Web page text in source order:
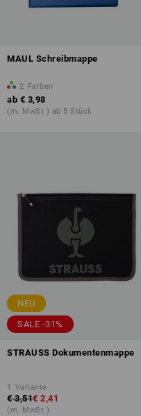
MAUL Schreibmappe
2 Farben
ab € 3,98
(m. MwSt.) ab 5 Stück
NEU
SALE -31%
STRAUSS Dokumentenmappe
1 Variante
€ 3,51€ 2,41
(m. MwSt.)